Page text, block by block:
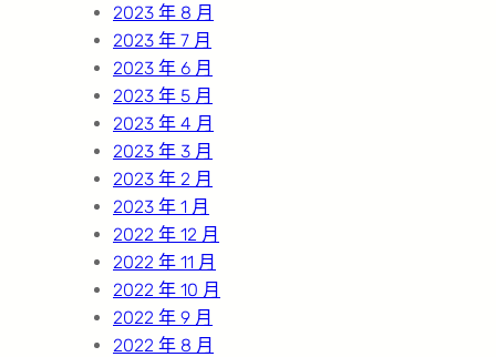
2023 年 8 月
2023 年 7 月
2023 年 6 月
2023 年 5 月
2023 年 4 月
2023 年 3 月
2023 年 2 月
2023 年 1 月
2022 年 12 月
2022 年 11 月
2022 年 10 月
2022 年 9 月
2022 年 8 月